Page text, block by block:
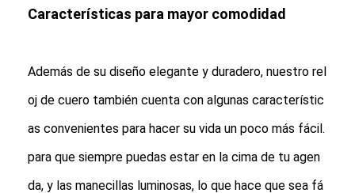
Características para mayor comodidad
Además de su diseño elegante y duradero, nuestro rel
oj de cuero también cuenta con algunas característic
as convenientes para hacer su vida un poco más fácil.
para que siempre puedas estar en la cima de tu agen
da, y las manecillas luminosas, lo que hace que sea fá